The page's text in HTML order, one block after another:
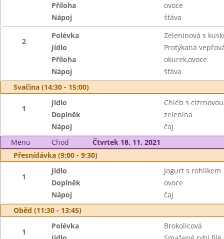
Příloha
ovoce
Nápoj
šťáva
2
Polévka
Zeleninová s
Jídlo
Protýkaná
Příloha
okurek,ovoce
Nápoj
šťáva
Svačina (14:30 - 15:00)
1
Jídlo
Chléb s
Doplněk
zelenina
Nápoj
čaj
Menu
Chod
Čtvrtek 18. 11. 2021
Přesnídávka (9:00 - 9:30)
1
Jídlo
Jogurt s rohlíkem
Doplněk
ovoce
Nápoj
čaj
Oběd (11:30 - 13:45)
1
Polévka
Brokolicová